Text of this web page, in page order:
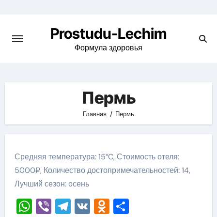
содержимому
Prostudu-Lechim
Формула здоровья
Пермь
Главная Пермь
Средняя температура: 15°C, Стоимость отеля:
5000₽, Количество достопримечательностей: 14,
Лучший сезон: осень
WhatsApp
ViberTelegram
VKOdnoklassniki
Отправить